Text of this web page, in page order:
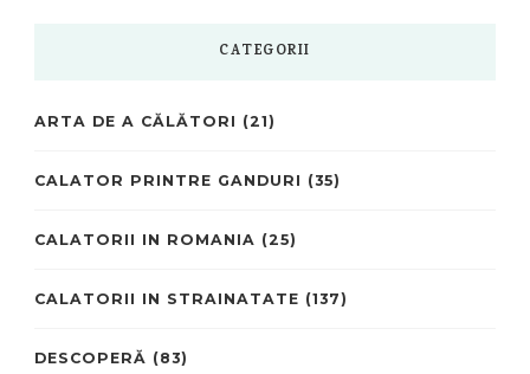
CATEGORII
ARTA DE A CĂLĂTORI (21)
CALATOR PRINTRE GANDURI (35)
CALATORII IN ROMANIA (25)
CALATORII IN STRAINATATE (137)
DESCOPERĂ (83)